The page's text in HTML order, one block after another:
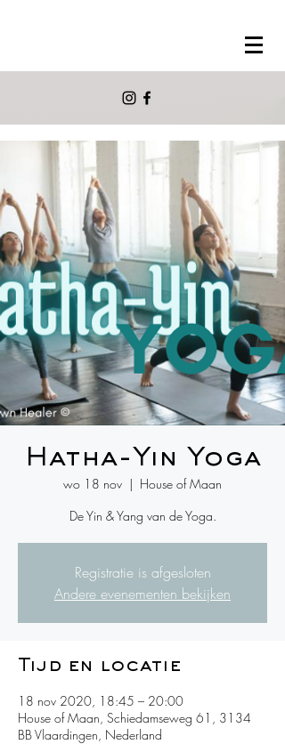
Hatha-Yin Yoga
wo 18 nov
  |
House of Maan
De Yin & Yang van de Yoga.
Registratie is afgesloten
Andere evenementen bekijken
Tijd en locatie
18 nov 2020, 18:45 – 20:00
House of Maan, Schiedamseweg 61, 3134
BB Vlaardingen, Nederland